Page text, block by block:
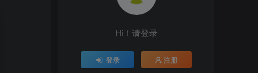
Hi！请登录
登录 注册